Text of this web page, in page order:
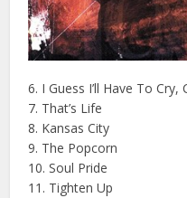
6. I Guess I’ll Have To Cry,
7. That’s Life
8. Kansas City
9. The Popcorn
10. Soul Pride
11. Tighten Up